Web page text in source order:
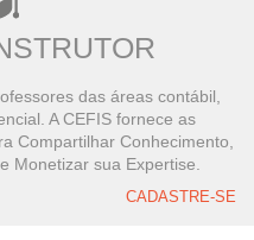
das áreas contábil,
A CEFIS fornece as
Compartilhar Conhecimento,
Monetizar sua Expertise.
CADASTRE-SE